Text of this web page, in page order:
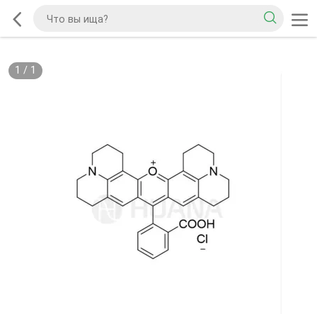
1 / 1